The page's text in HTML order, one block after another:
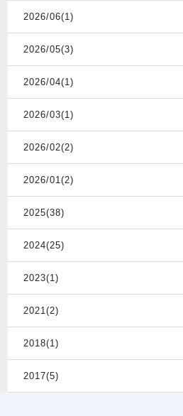
2026/06(1)
2026/05(3)
2026/04(1)
2026/03(1)
2026/02(2)
2026/01(2)
2025(38)
2024(25)
2023(1)
2021(2)
2018(1)
2017(5)